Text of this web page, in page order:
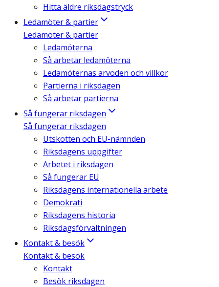
Hitta äldre riksdagstryck
Ledamöter & partier
Ledamöter & partier
Ledamöterna
Så arbetar ledamöterna
Ledamöternas arvoden och villkor
Partierna i riksdagen
Så arbetar partierna
Så fungerar riksdagen
Så fungerar riksdagen
Utskotten och EU-nämnden
Riksdagens uppgifter
Arbetet i riksdagen
Så fungerar EU
Riksdagens internationella arbete
Demokrati
Riksdagens historia
Riksdagsförvaltningen
Kontakt & besök
Kontakt & besök
Kontakt
Besök riksdagen